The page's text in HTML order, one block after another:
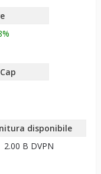
disponibile
2.00 B DVPN